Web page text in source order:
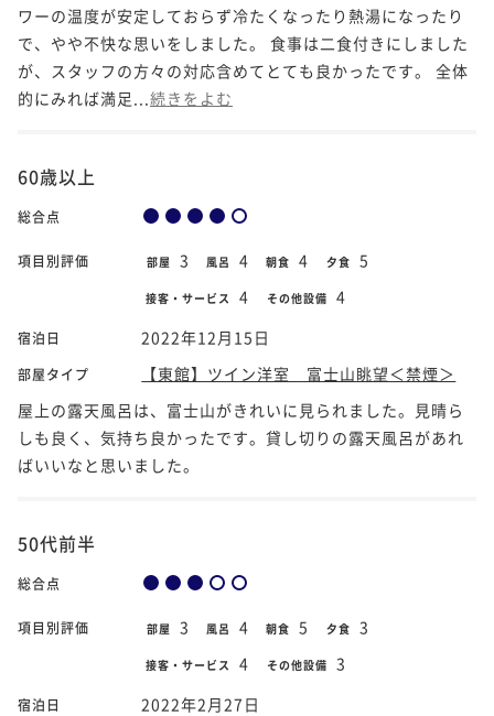
ワーの温度が安定しておらず冷たくなったり熱湯になったり
で、やや不快な思いをしました。 食事は二食付きにしました
が、スタッフの方々の対応含めてとても良かったです。 全体
的にみれば満足... 続きをよむ
60歳以上
総合点
項目別評価 部屋 3 風呂 4 朝食 4 夕食 5
接客・サービス 4 その他設備 4
宿泊日 2022年12月15日
部屋タイプ
【東館】ツイン洋室 富士山眺望＜禁煙＞
屋上の露天風呂は、富士山がきれいに見られました。見晴ら
しも良く、気持ち良かったです。貸し切りの露天風呂があれ
ばいいなと思いました。
50代前半
総合点
項目別評価 部屋 3 風呂 4 朝食 5 夕食 3
接客・サービス 4 その他設備 3
宿泊日 2022年2月27日